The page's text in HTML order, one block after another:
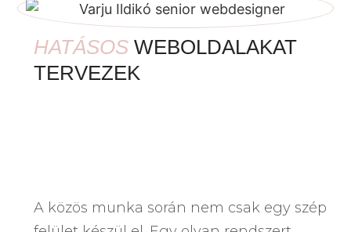
HATÁSOS WEBOLDALAKAT
TERVEZEK
A közös munka során nem csak egy szép